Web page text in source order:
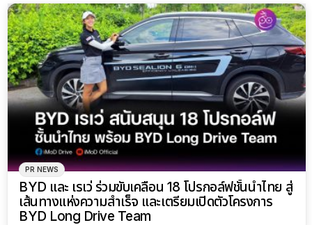
PR NEWS
BYD และ เรเว่ ร่วมขับเคลื่อน 18 โปรกอล์ฟชั้นนำไทย สู่
เส้นทางแห่งความสำเร็จ และเตรียมเปิดตัวโครงการ
BYD Long Drive Team